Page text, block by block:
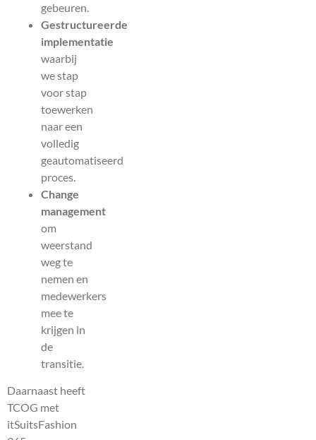
gebeuren.
Gestructureerde
implementatie
waarbij
we stap
voor stap
toewerken
naar een
volledig
geautomatiseerd
proces.
Change
management
om
weerstand
weg te
nemen en
medewerkers
mee te
krijgen in
de
transitie.
Daarnaast heeft
TCOG met
itSuitsFashion